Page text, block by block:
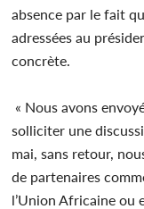
absence par le fait
adressées au
concrète.
« Nous avons
solliciter une
mai, sans retour,
de partenaires
l’Union Africaine ou